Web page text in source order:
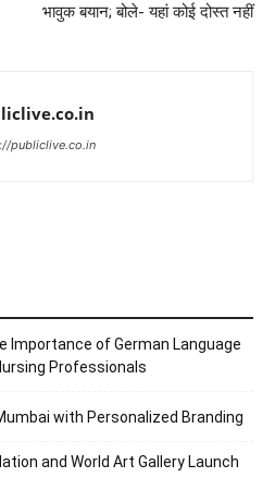
भावुक बयान; बोले- यहां कोई दोस्त नहीं
publiclive.co.in
Importance of German Language
Professionals
with Personalized Branding
and World Art Gallery Launch